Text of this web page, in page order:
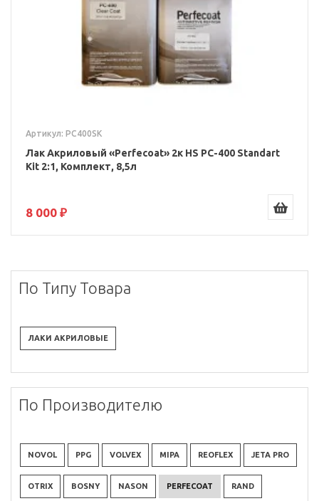
Артикул: PC400SK
Лак Акриловый «Perfecoat» 2к HS PC-400 Standart
Kit 2:1, Комплект, 8,5л
8 000 ₽
По Типу Товара
ЛАКИ АКРИЛОВЫЕ
По Производителю
NOVOL PPG VOLVEX MIPA REOFLEX JETA PRO
OTRIX BOSNY NASON PERFECOAT RAND